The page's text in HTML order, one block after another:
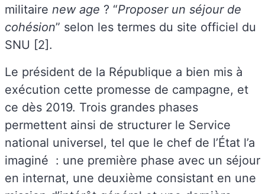
militaire new age ? “Proposer un séjour de
cohésion” selon les termes du site officiel du
SNU [2].
Le président de la République a bien mis à
exécution cette promesse de campagne, et
ce dès 2019. Trois grandes phases
permettent ainsi de structurer le Service
national universel, tel que le chef de l’État l’a
imaginé : une première phase avec un séjour
en internat, une deuxième consistant en une